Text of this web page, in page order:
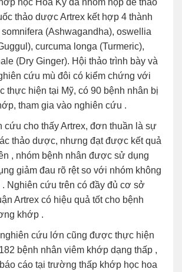
thảo dược Artrex kết hợp 4 thành
(Ashwagandha), oswellia
curcuma longa (Turmeric),
(Dry Ginger). Hội thảo trình bày và
cứu mù đôi có kiểm chứng với
thực hiện tại Mỹ, có 90 bệnh nhân bị
tham gia vào nghiên cứu .
cứu cho thấy Artrex, đơn thuần là sự
thảo dược, nhưng đạt được kết quả
, nhóm bệnh nhân được sử dụng
giảm đau rõ rệt so với nhóm không
. Nghiên cứu trên có đầy đủ cơ sở
Artrex có hiệu quả tốt cho bệnh
khớp .
cứu lớn cũng được thực hiện
bệnh nhân viêm khớp dạng thấp ,
cáo tại trường thấp khớp học hoa